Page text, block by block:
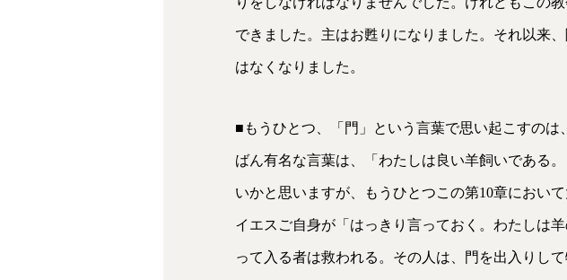
できました。主はお甦りになりました。それ以来
はなくなりました。
■もうひとつ、「門」という言葉で思い起こすの
ばん有名な言葉は、「わたしは良い羊飼いである
いかと思いますが、もうひとつこの第10章におい
イエスご自身が「はっきり言っておく。わたしは
って入る者は救われる。その人は、門を出入りし